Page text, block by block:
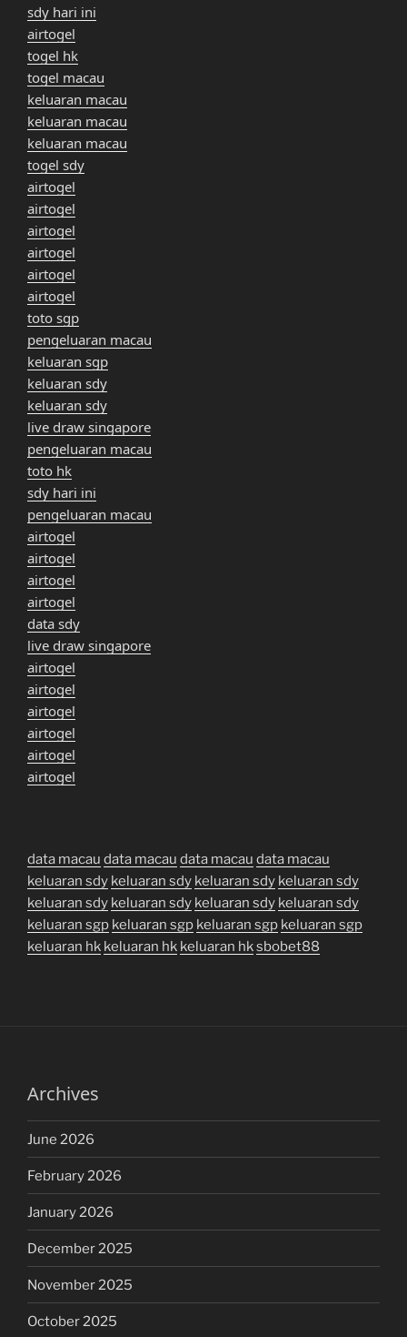
sdy hari ini
airtogel
togel hk
togel macau
keluaran macau
keluaran macau
keluaran macau
togel sdy
airtogel
airtogel
airtogel
airtogel
airtogel
airtogel
toto sgp
pengeluaran macau
keluaran sgp
keluaran sdy
keluaran sdy
live draw singapore
pengeluaran macau
toto hk
sdy hari ini
pengeluaran macau
airtogel
airtogel
airtogel
airtogel
data sdy
live draw singapore
airtogel
airtogel
airtogel
airtogel
airtogel
airtogel
data macau data macau data macau data macau
keluaran sdy keluaran sdy keluaran sdy keluaran sdy
keluaran sdy keluaran sdy keluaran sdy keluaran sdy
keluaran sgp keluaran sgp keluaran sgp keluaran sgp
keluaran hk keluaran hk keluaran hksbobet88
Archives
June 2026
February 2026
January 2026
December 2025
November 2025
October 2025